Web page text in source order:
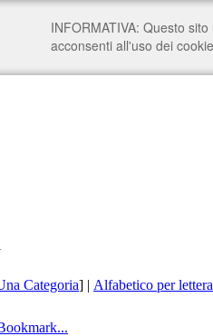
Categoria] | Alfabetico per lettera